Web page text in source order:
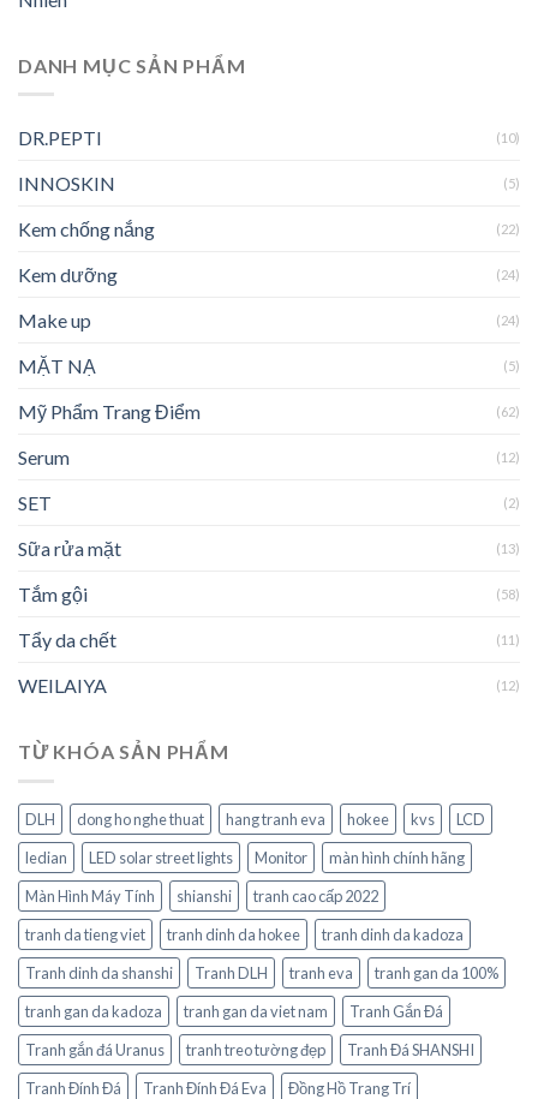
DANH MỤC SẢN PHẨM
DR.PEPTI (10)
INNOSKIN (5)
Kem chống nắng (22)
Kem dưỡng (24)
Make up (24)
MẶT NẠ (5)
Mỹ Phẩm Trang Điểm (62)
Serum (12)
SET (2)
Sữa rửa mặt (13)
Tắm gội (58)
Tẩy da chết (11)
WEILAIYA (12)
TỪ KHÓA SẢN PHẨM
DLH dong ho nghe thuat hang tranh eva hokee kvs
LCD
ledian
LED solar street lights Monitor
màn hình chính hãng
Màn Hình Máy Tính
shianshi
tranh cao cấp 2022
tranh da tieng viet
tranh dinh da hokee
tranh dinh da kadoza
Tranh dinh da shanshi
Tranh DLH tranh eva
tranh gan da 100%
tranh gan da kadoza
tranh gan da viet nam
Tranh Gắn Đá
Tranh gắn đá Uranus
tranh treo tường đẹp
Tranh Đá SHANSHI
Tranh Đính Đá
Tranh Đính Đá Eva
Đồng Hồ Trang Trí